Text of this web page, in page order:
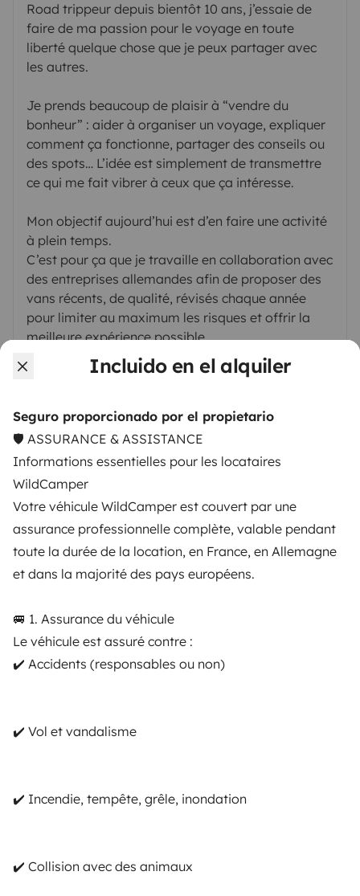
Incluido en el alquiler
Seguro proporcionado por el propietario
🛡️ ASSURANCE & ASSISTANCE
Informations essentielles pour les locataires
WildCamper
Votre véhicule WildCamper est couvert par une
assurance professionnelle complète, valable pendant
toute la durée de la location, en France, en Allemagne
et dans la majorité des pays européens.
🚐 1. Assurance du véhicule
Le véhicule est assuré contre :
✔️ Accidents (responsables ou non)
✔️ Vol et vandalisme
✔️ Incendie, tempête, grêle, inondation
✔️ Collision avec des animaux
Road trippeur depuis bientôt 10 ans, j’essaie de
faire de ma passion pour le voyage en toute
liberté quelque chose que je peux partager avec
les autres.
Je prends beaucoup de plaisir à “vendre du
bonheur” : aider à organiser un voyage, expliquer
comment ça fonctionne, partager des conseils ou
des spots… L’idée est simplement de transmettre
ce qui me fait vibrer à ceux que ça intéresse.
Mon objectif aujourd’hui est d’en faire une activité
à plein temps.
C’est pour ça que je travaille en collaboration avec
des entreprises allemandes afin de proposer des
vans récents, de qualité, révisés chaque année
pour limiter au maximum les risques et offrir la
meilleure expérience possible.
Je me situe volontairement entre le particulier
service sérieux, mais humain.
La flotte reste volontairement limitée, ce qui me
permet d’être disponible 24h/24, 7j/7 pour vous
accompagner au mieux dans vos aventures.
Louer des vans est aujourd’hui l’une de mes plus
grandes aventures — et j’espère vous donner envie
de vivre les vôtres.
https://guillaumewaechter6.wixsite.com/wildcamper-
atlantic
Guillaume
Enviar un mensaje
4,95/5